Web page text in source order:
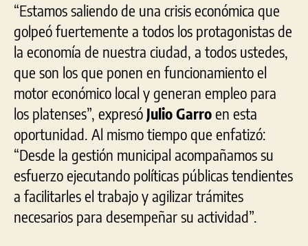
“Estamos saliendo de una crisis económica que
golpeó fuertemente a todos los protagonistas de
la economía de nuestra ciudad, a todos ustedes,
que son los que ponen en funcionamiento el
motor económico local y generan empleo para
los platenses”, expresó Julio Garroen esta
oportunidad. Al mismo tiempo que enfatizó:
“Desde la gestión municipal acompañamos su
esfuerzo ejecutando políticas públicas tendientes
a facilitarles el trabajo y agilizar trámites
necesarios para desempeñar su actividad”.